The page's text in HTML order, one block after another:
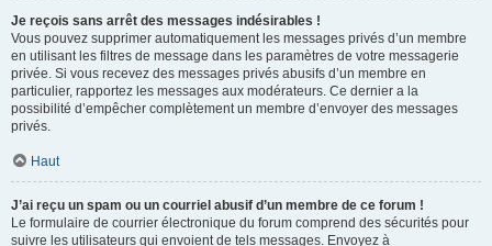
Je reçois sans arrêt des messages indésirables !
Vous pouvez supprimer automatiquement les messages privés d’un membre
en utilisant les filtres de message dans les paramètres de votre messagerie
privée. Si vous recevez des messages privés abusifs d’un membre en
particulier, rapportez les messages aux modérateurs. Ce dernier a la
possibilité d’empêcher complètement un membre d’envoyer des messages
privés.
Haut
J’ai reçu un spam ou un courriel abusif d’un membre de ce forum !
Le formulaire de courrier électronique du forum comprend des sécurités pour
suivre les utilisateurs qui envoient de tels messages. Envoyez à